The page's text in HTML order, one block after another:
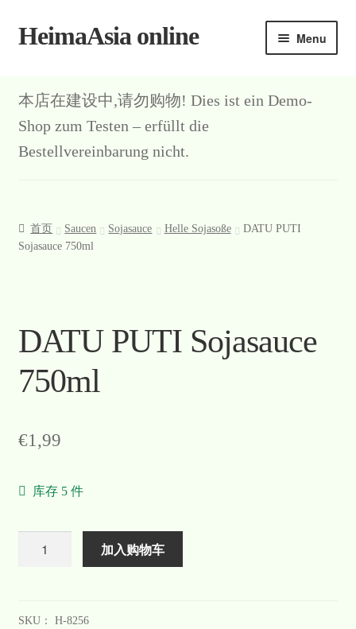
Skip
Skip
HeimaAsia online Menu
About
AGB
Datenschutz
Mein Konto
Warenkorb
关于
本店在建设中,请勿购物! Dies ist ein Demo-
Shop zum Testen – erfüllt die
Bestellvereinbarung nicht.
首页 Saucen Sojasauce Helle Sojasoße
DATU PUTI
Sojasauce 750ml
DATU PUTI Sojasauce
750ml
€1,99
库存 5 件
加入购物车
SKU： H-8256